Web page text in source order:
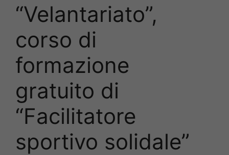
“Velantariato”,
corso di
formazione
gratuito di
“Facilitatore
sportivo solidale”